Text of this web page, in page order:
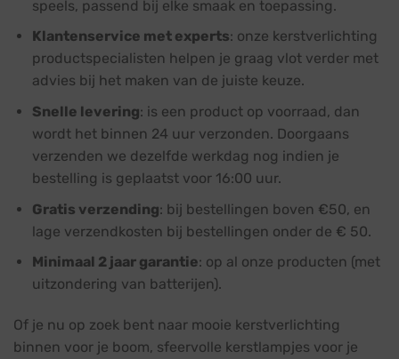
speels, passend bij elke smaak en toepassing.
Klantenservice met experts: onze kerstverlichting
productspecialisten helpen je graag vlot verder met
advies bij het maken van de juiste keuze.
Snelle levering: is een product op voorraad, dan
wordt het binnen 24 uur verzonden. Doorgaans
verzenden we dezelfde werkdag nog indien je
bestelling is geplaatst voor 16:00 uur.
Gratis verzending: bij bestellingen boven €50, en
lage verzendkosten bij bestellingen onder de € 50.
Minimaal 2 jaar garantie: op al onze producten (met
uitzondering van batterijen).
Of je nu op zoek bent naar mooie kerstverlichting
binnen voor je boom, sfeervolle kerstlampjes voor je